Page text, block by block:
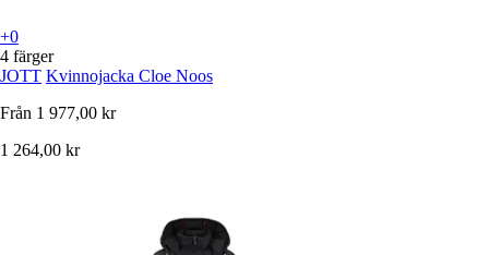
+0
4 färger
JOTT Kvinnojacka Cloe Noos
Från 1 977,00 kr
1 264,00 kr